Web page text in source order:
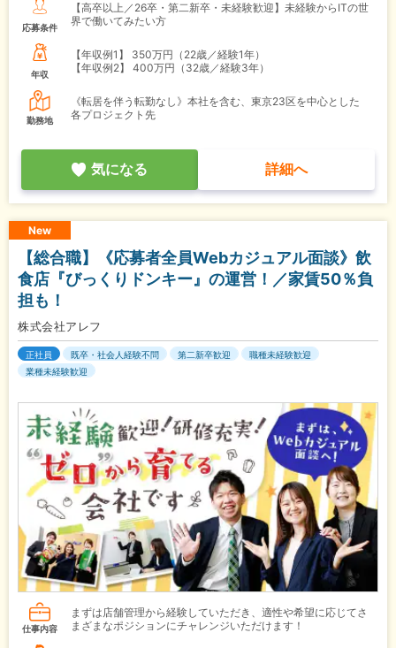
応募条件
【高卒以上／26卒・第二新卒・未経験歓迎】未経験からITの世
界で働いてみたい方
年収
【年収例1】
350万円（22歳／経験1年）
【年収例2】
400万円（32歳／経験3年）
勤務地
《転居を伴う転勤なし》本社を含む、東京23区を中心とした
各プロジェクト先
気になる 詳細へ
New
【総合職】《応募者全員Webカジュアル面談》飲
食店『びっくりドンキー』の運営！／家賃50％負
担も！
株式会社アレフ
正社員 既卒・社会人経験不問 第二新卒歓迎
職種未経験歓迎
業種未経験歓迎
仕事内容
まずは店舗管理から経験していただき、適性や希望に応じてさ
まざまなポジションにチャレンジいただけます！